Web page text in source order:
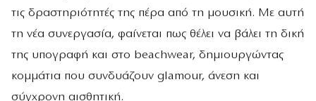
τις δραστηριότητές της πέρα από τη μουσική. Με αυτή
τη νέα συνεργασία, φαίνεται πως θέλει να βάλει τη δική
της υπογραφή και στο beachwear, δημιουργώντας
κομμάτια που συνδυάζουν glamour, άνεση και
σύγχρονη αισθητική.